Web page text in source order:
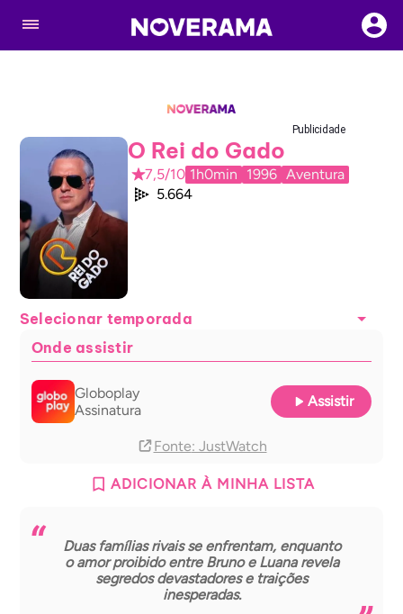
Publicidade
O Rei do Gado
7,5/10 1h0min 1996 Aventura
5.664
Selecionar temporada
Onde assistir
Globoplay
Assinatura
Assistir
Fonte: JustWatch
ADICIONAR À MINHA LISTA
Duas famílias rivais se enfrentam, enquanto
o amor proibido entre Bruno e Luana revela
segredos devastadores e traições
inesperadas.